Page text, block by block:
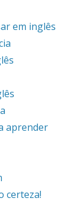
em inglês
aprender
certeza!